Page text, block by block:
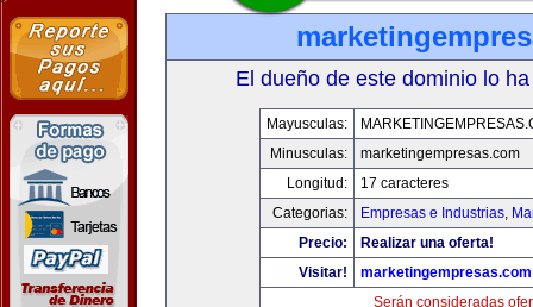
El dueño de este dominio lo
Mayusculas:
Minusculas:
marketingempresas.com
Longitud:
17 caracteres
Categorias:
Empresas e Industrias,
Precio:
Realizar una oferta!
Visitar!
marketingempresas.com
Serán consideradas